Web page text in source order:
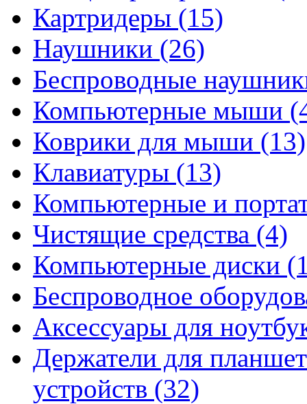
Картридеры (15)
Наушники (26)
Беспроводные
Компьютерные мыши
Коврики для мыши (13)
Клавиатуры (13)
Компьютерные и
Чистящие средства (4)
Компьютерные диски
Беспроводное
Аксессуары для
Держатели для
устройств (32)